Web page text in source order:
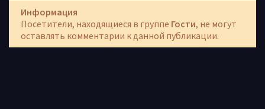
Информация
Посетители, находящиеся в группе Гости, не могут
оставлять комментарии к данной публикации.